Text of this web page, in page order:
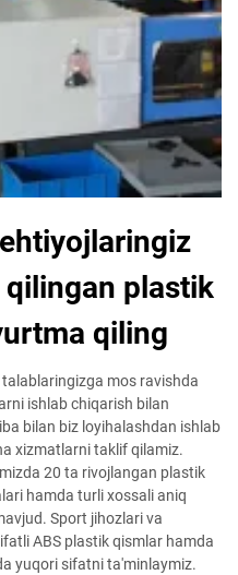
plastik
qiling
mos ravishda
ishlab chiqarish bilan
bilan biz loyihalashdan ishlab
xizmatlarni taklif qilamiz.
20 ta rivojlangan plastik
hamda turli xossali aniq
Sport jihozlari va
ABS plastik qismlar hamda
yuqori sifatni ta'minlaymiz.